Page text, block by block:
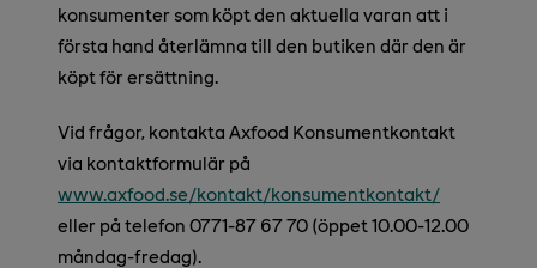
konsumenter som köpt den aktuella varan att i
första hand återlämna till den butiken där den är
köpt för ersättning.
Vid frågor, kontakta Axfood Konsumentkontakt
via kontaktformulär på
www.axfood.se/kontakt/konsumentkontakt/
eller på telefon 0771-87 67 70 (öppet 10.00-12.00
måndag-fredag).